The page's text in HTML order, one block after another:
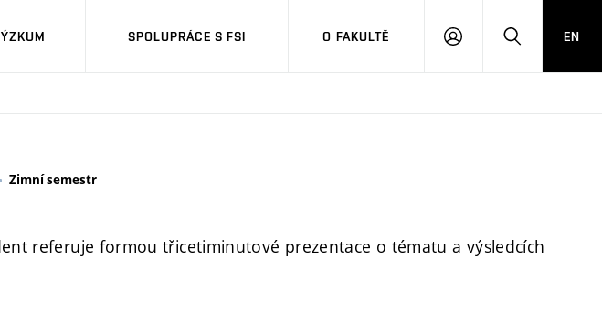
SPOLUPRÁCE S FSI O FAKULTĚ
PŘIHLÁŠENÍHLEDAT
EN
Zimní semestr
referuje formou třicetiminutové prezentace o tématu a výsledcích